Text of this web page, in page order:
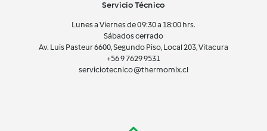
Servicio Técnico
Lunes a Viernes de 09:30 a 18:00 hrs.
Sábados cerrado
Av. Luis Pasteur 6600, Segundo Piso, Local 203, Vitacura
+56 9 7629 9531
serviciotecnico@thermomix.cl